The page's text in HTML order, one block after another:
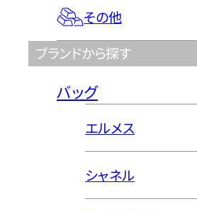
その他
ブランドから探す
バッグ
エルメス
シャネル